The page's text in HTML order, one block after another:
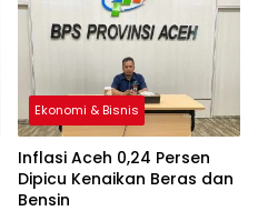
Ekonomi & Bisnis
Inflasi Aceh 0,24 Persen
Dipicu Kenaikan Beras dan
Bensin